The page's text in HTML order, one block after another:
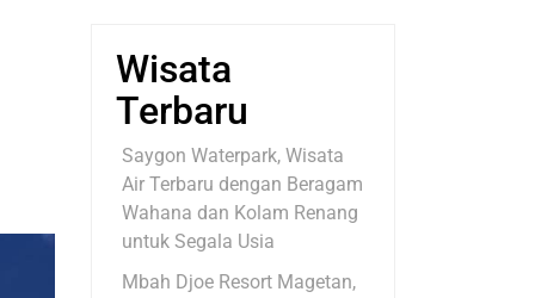
Wisata
Terbaru
Saygon Waterpark, Wisata
Air Terbaru dengan Beragam
Wahana dan Kolam Renang
untuk Segala Usia
Mbah Djoe Resort Magetan,